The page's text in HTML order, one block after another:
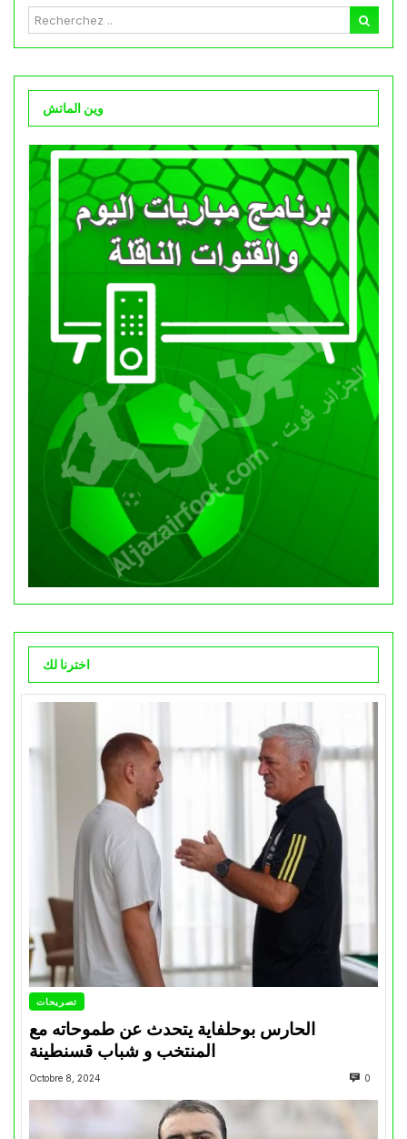
وين الماتش
اخترنا لك
تصريحات
الحارس بوحلفاية يتحدث عن طموحاته مع
المنتخب و شباب قسنطينة
Octobre 8, 2024 0